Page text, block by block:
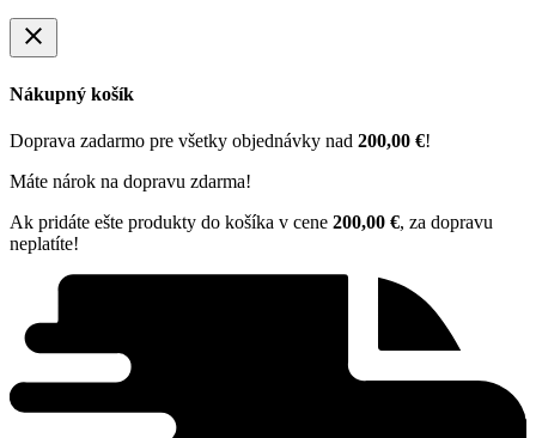
close
Nákupný košík
Doprava zadarmo pre všetky objednávky nad 200,00 €!
Máte nárok na dopravu zdarma!
Ak pridáte ešte produkty do košíka v cene 200,00 €, za dopravu
neplatíte!